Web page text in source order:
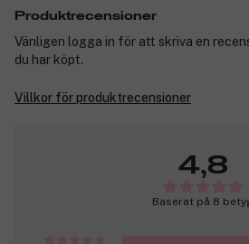
Produktrecensioner
Vänligen logga in för att skriva en
du har köpt.
Villkor för produktrecensioner
4,8
Baserat på 8